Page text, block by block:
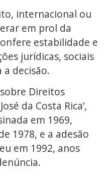
internacional ou
em prol da
estabilidade e
jurídicas, sociais
decisão.
Direitos
da Costa Rica’,
em 1969,
1978, e a adesão
em 1992, anos